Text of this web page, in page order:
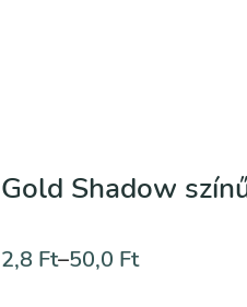
Gold Shadow
2,8 Ft–50,0 Ft